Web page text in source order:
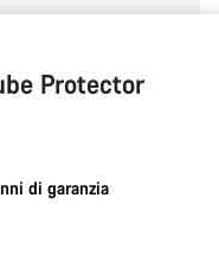
Protector
di garanzia